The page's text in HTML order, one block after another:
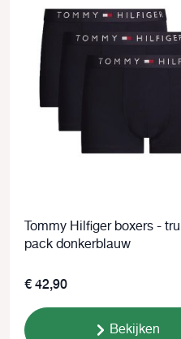
Tommy Hilfiger boxers -
pack donkerblauw
€ 42,90
Bekijken